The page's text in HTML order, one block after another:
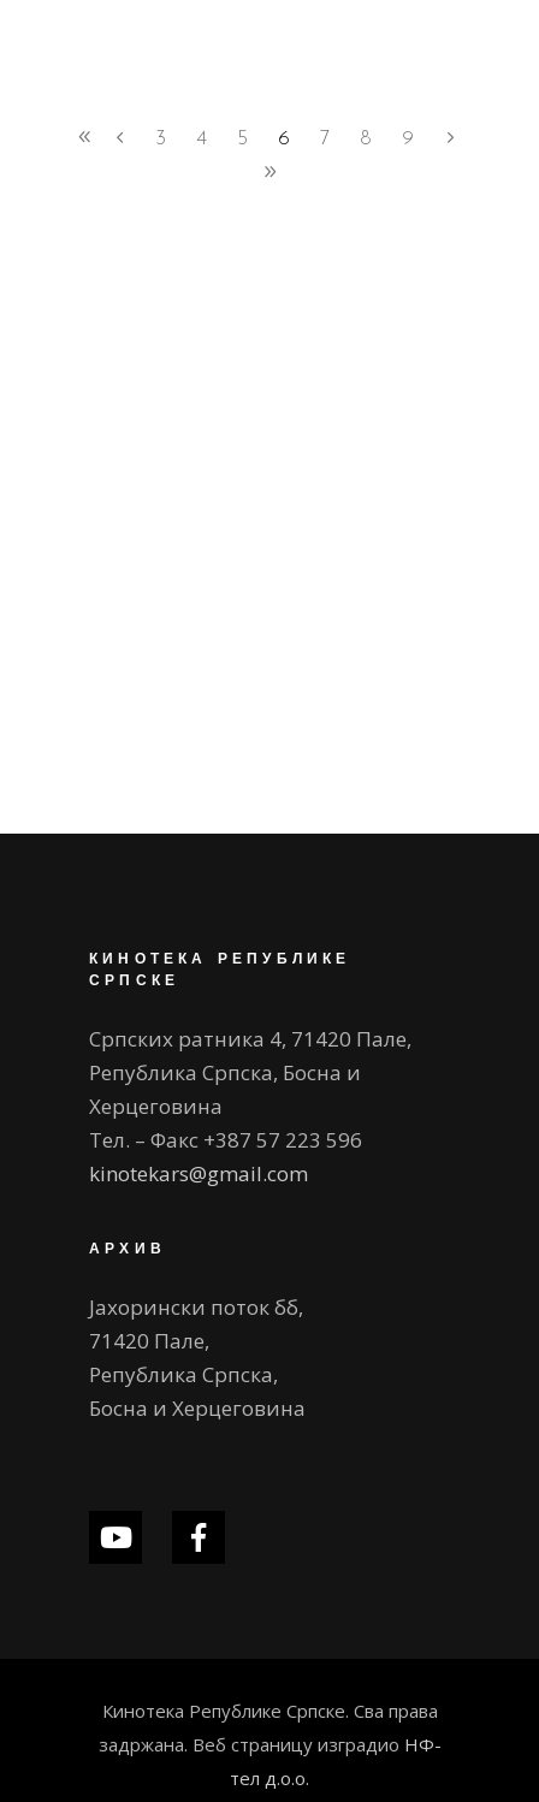
3 4 5 6 7 8 9
КИНОТЕКА РЕПУБЛИКЕ
СРПСКЕ
Српских ратника 4, 71420 Пале,
Република Српска, Босна и
Херцеговина
Тел. – Факс +387 57 223 596
kinotekars@gmail.com
АРХИВ
Јахорински поток бб,
71420 Пале,
Република Српска,
Босна и Херцеговина
Кинотека Републике Српске. Сва права
задржана. Веб страницу изградио НФ-
тел д.о.о.